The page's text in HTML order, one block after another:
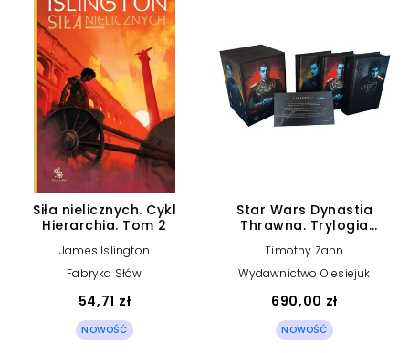
Siła nielicznych. Cykl
Hierarchia. Tom 2
James Islington
Fabryka Słów
54,71 zł
NOWOŚĆ
Star Wars Dynastia
Thrawna. Trylogia
Timothy Zahn
Wydawnictwo Olesiejuk
690,00 zł
NOWOŚĆ